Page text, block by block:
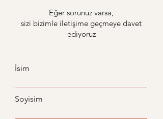
Eğer sorunuz varsa,
sizi bizimle iletişime geçmeye davet
ediyoruz
İsim
Soyisim